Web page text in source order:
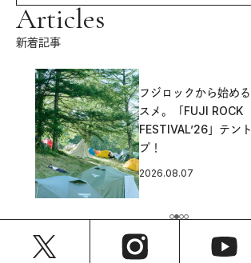
Articles
新着記事
フジロックから始め
スメ。「FUJI ROCK
FESTIVAL’26」テン
プ！
2026.08.07